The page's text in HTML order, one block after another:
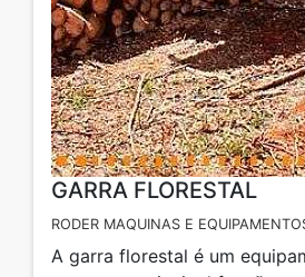
GARRA FLORESTAL
RODER MAQUINAS E
A garra florestal é um